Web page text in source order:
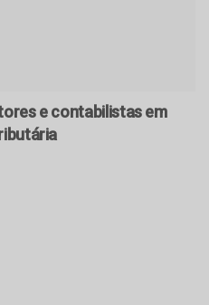
e contabilistas em